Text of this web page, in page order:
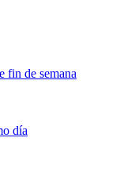
fin de semana
día